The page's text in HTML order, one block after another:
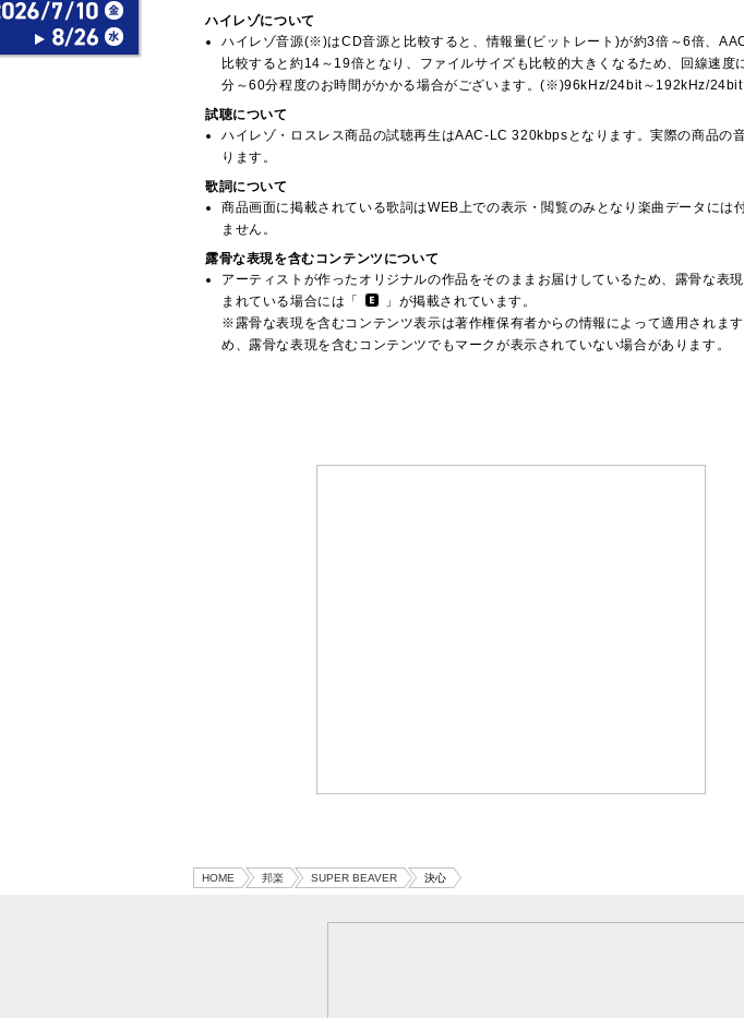
ハイレゾについて
ハイレゾ音源(※)はCD音源と比較すると、情報量(ビットレート)が約3倍～6倍、
比較すると約14～19倍となり、ファイルサイズも比較的大きくなるため、回線速度
分～60分程度のお時間がかかる場合がございます。(※)96kHz/24bit～192kHz/24bit
試聴について
ハイレゾ・ロスレス商品の試聴再生はAAC-LC 320kbpsとなります。実際の商品の
ります。
歌詞について
商品画面に掲載されている歌詞はWEB上での表示・閲覧のみとなり楽曲データには
ません。
露骨な表現を含むコンテンツについて
アーティストが作ったオリジナルの作品をそのままお届けしているため、露骨な表
まれている場合には「
」が掲載されています。
※露骨な表現を含むコンテンツ表示は著作権保有者からの情報によって適用されま
め、露骨な表現を含むコンテンツでもマークが表示されていない場合があります。
HOME 邦楽 SUPER BEAVER 決心